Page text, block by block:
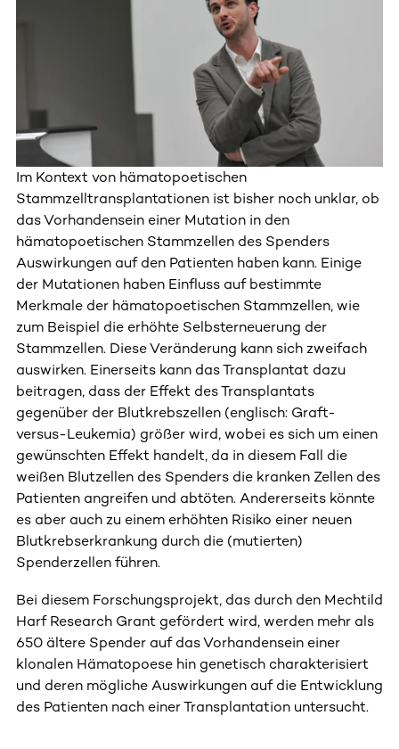
Im Kontext von hämatopoetischen
Stammzelltransplantationen ist bisher noch unklar, ob
das Vorhandensein einer Mutation in den
hämatopoetischen Stammzellen des Spenders
Auswirkungen auf den Patienten haben kann. Einige
der Mutationen haben Einfluss auf bestimmte
Merkmale der hämatopoetischen Stammzellen, wie
zum Beispiel die erhöhte Selbsterneuerung der
Stammzellen. Diese Veränderung kann sich zweifach
auswirken. Einerseits kann das Transplantat dazu
beitragen, dass der Effekt des Transplantats
gegenüber der Blutkrebszellen (englisch: Graft-
versus-Leukemia) größer wird, wobei es sich um einen
gewünschten Effekt handelt, da in diesem Fall die
weißen Blutzellen des Spenders die kranken Zellen des
Patienten angreifen und abtöten. Andererseits könnte
es aber auch zu einem erhöhten Risiko einer neuen
Blutkrebserkrankung durch die (mutierten)
Spenderzellen führen.
Bei diesem Forschungsprojekt, das durch den Mechtild
Harf Research Grant gefördert wird, werden mehr als
650 ältere Spender auf das Vorhandensein einer
klonalen Hämatopoese hin genetisch charakterisiert
und deren mögliche Auswirkungen auf die Entwicklung
des Patienten nach einer Transplantation untersucht.